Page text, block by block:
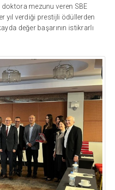
mezunu veren SBE
yıl verdiği prestijli ödüllerden
değer başarının istikrarlı